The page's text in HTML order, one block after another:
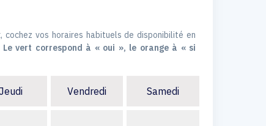
vos horaires habituels de disponibilité en
vert correspond à « oui », le orange à « si
Jeudi Vendredi Samedi